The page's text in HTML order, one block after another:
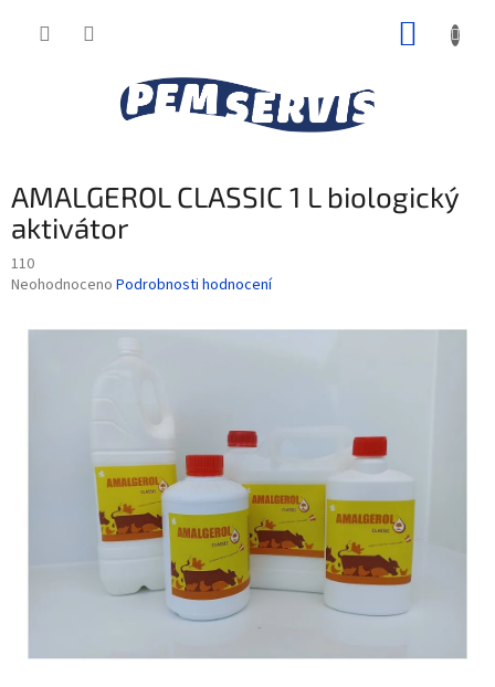
AMALGEROL CLASSIC 1 L biologický
aktivátor
110
Průměrné
produktu
Neohodnoceno Podrobnosti hodnocení